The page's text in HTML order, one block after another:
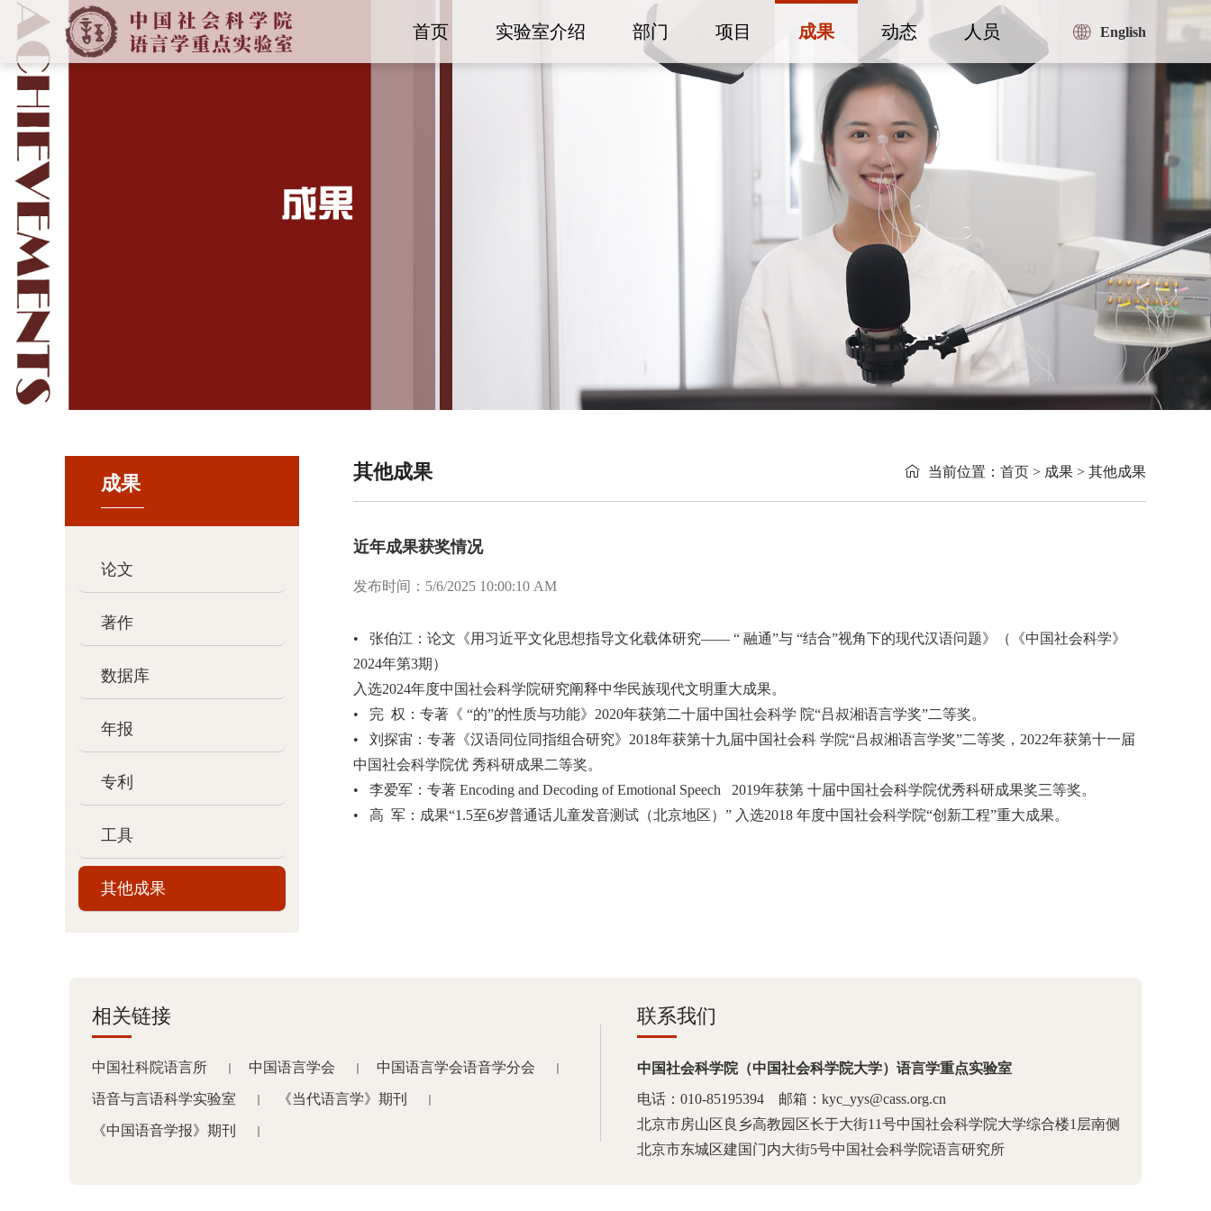
首页 实验室介绍 部门 项目 成果 动态 人员 English
成果
论文
著作
数据库
年报
专利
工具
其他成果
其他成果  当前位置： 首页 > 成果 > 其他成果
近年成果获奖情况
发布时间：5/6/2025 10:00:10 AM
• 张伯江：论文《用习近平文化思想指导文化载体研究—— “ 融通”与 “结合”视角下的现代汉语问题》（《中国社会科学》
2024年第3期）
入选2024年度中国社会科学院研究阐释中华民族现代文明重大成果。
• 完 权：专著《 “的”的性质与功能》2020年获第二十届中国社会科学 院“吕叔湘语言学奖”二等奖。
• 刘探宙：专著《汉语同位同指组合研究》2018年获第十九届中国社会科 学院“吕叔湘语言学奖”二等奖，2022年获第十一届
中国社会科学院优 秀科研成果二等奖。
• 李爱军：专著 Encoding and Decoding of Emotional Speech 2019年获第 十届中国社会科学院优秀科研成果奖三等奖。
• 高 军：成果“1.5至6岁普通话儿童发音测试（北京地区）” 入选2018 年度中国社会科学院“创新工程”重大成果。
相关链接
中国社科院语言所 中国语言学会 中国语言学会语音学分会
语音与言语科学实验室 《当代语言学》期刊
《中国语音学报》期刊
联系我们
中国社会科学院（中国社会科学院大学）语言学重点实验室
电话：010-85195394 邮箱：kyc_yys@cass.org.cn
北京市房山区良乡高教园区长于大街11号中国社会科学院大学综合楼1层南侧
北京市东城区建国门内大街5号中国社会科学院语言研究所